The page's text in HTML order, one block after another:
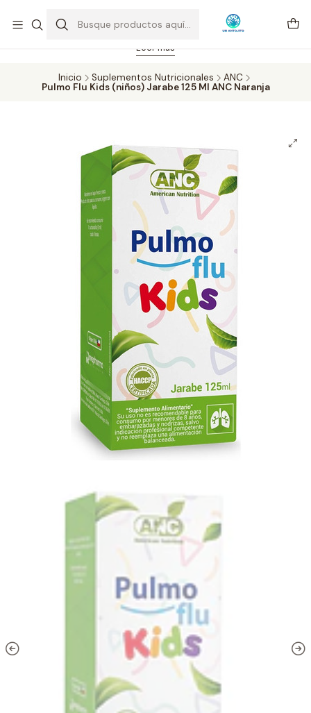
Feriado 21-05-2026 atención hasta las 14 hrs. Envío GRATIS mismo
día solo área Metropolitana Santiago por compras desde CLP 39.900.
Pedidos hasta 16 hrs., sábados y domingos hasta 14 hrs.
Leer más
Inicio Suplementos Nutricionales
ANC
Pulmo Flu Kids (niños) Jarabe 125 Ml ANC Naranja